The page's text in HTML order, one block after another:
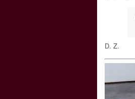
D. Z.